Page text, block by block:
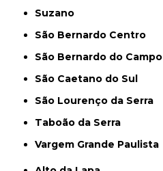
Suzano
São Bernardo Centro
São Bernardo do Campo
São Caetano do Sul
São Lourenço da Serra
Taboão da Serra
Vargem Grande Paulista